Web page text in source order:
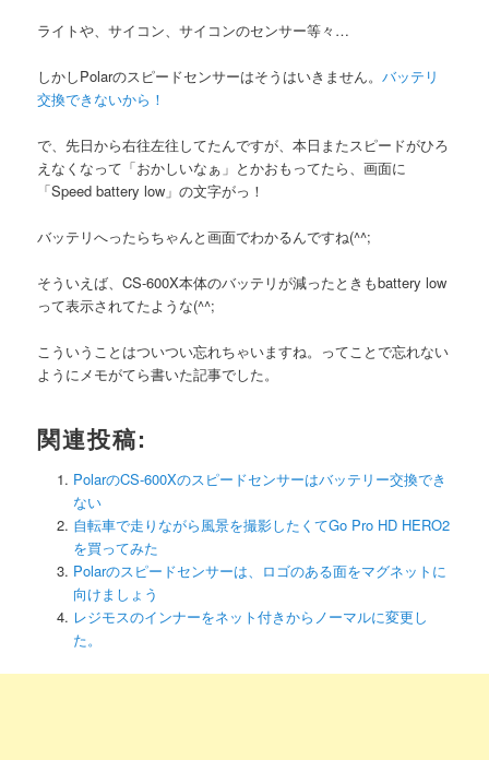
ライトや、サイコン、サイコンのセンサー等々…
しかしPolarのスピードセンサーはそうはいきません。バッテリ
交換できないから！
で、先日から右往左往してたんですが、本日またスピードがひろ
えなくなって「おかしいなぁ」とかおもってたら、画面に
「Speed battery low」の文字がっ！
バッテリへったらちゃんと画面でわかるんですね(^^;
そういえば、CS-600X本体のバッテリが減ったときもbattery low
って表示されてたような(^^;
こういうことはついつい忘れちゃいますね。ってことで忘れない
ようにメモがてら書いた記事でした。
関連投稿:
PolarのCS-600Xのスピードセンサーはバッテリー交換でき
ない
自転車で走りながら風景を撮影したくてGo Pro HD HERO2
を買ってみた
Polarのスピードセンサーは、ロゴのある面をマグネットに
向けましょう
レジモスのインナーをネット付きからノーマルに変更し
た。